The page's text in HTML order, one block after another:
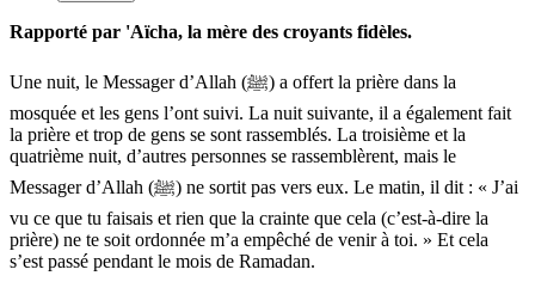
Rapporté par 'Aïcha, la mère des croyants fidèles.
Une nuit, le Messager d’Allah (ﷺ) a offert la prière dans la
mosquée et les gens l’ont suivi. La nuit suivante, il a également fait
la prière et trop de gens se sont rassemblés. La troisième et la
quatrième nuit, d’autres personnes se rassemblèrent, mais le
Messager d’Allah (ﷺ) ne sortit pas vers eux. Le matin, il dit : « J’ai
vu ce que tu faisais et rien que la crainte que cela (c’est-à-dire la
prière) ne te soit ordonnée m’a empêché de venir à toi. » Et cela
s’est passé pendant le mois de Ramadan.